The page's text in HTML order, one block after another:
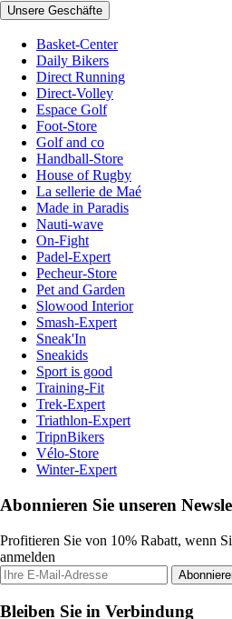
Unsere Geschäfte
Basket-Center
Daily Bikers
Direct Running
Direct-Volley
Espace Golf
Foot-Store
Golf and co
Handball-Store
House of Rugby
La sellerie de Maé
Made in Paradis
Nauti-wave
On-Fight
Padel-Expert
Pecheur-Store
Pet and Garden
Slowood Interior
Smash-Expert
Sneak'In
Sneakids
Sport is good
Training-Fit
Trek-Expert
Triathlon-Expert
TripnBikers
Vélo-Store
Winter-Expert
Abonnieren Sie unseren
Profitieren Sie von 10% Rabatt, wenn
anmelden
Bleiben Sie in Verbindung